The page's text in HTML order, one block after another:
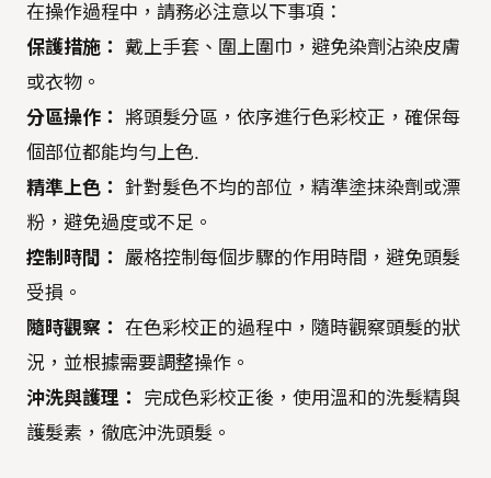
在操作過程中，請務必注意以下事項：
保護措施： 戴上手套、圍上圍巾，避免染劑沾染皮膚
或衣物。
分區操作：
將頭髮分區，依序進行色彩校正，確保每
個部位都能均勻上色.
精準上色： 針對髮色不均的部位，精準塗抹染劑或漂
粉，避免過度或不足。
控制時間： 嚴格控制每個步驟的作用時間，避免頭髮
受損。
隨時觀察： 在色彩校正的過程中，隨時觀察頭髮的狀
況，並根據需要調整操作。
沖洗與護理：
完成色彩校正後，使用溫和的洗髮精與
護髮素，徹底沖洗頭髮。